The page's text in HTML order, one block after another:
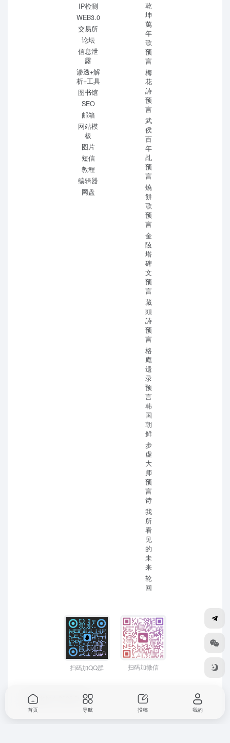
IP检测
WEB3.0
交易所
论坛
信息泄
露
渗透+解
析+工具
图书馆
SEO
邮箱
网站模
板
图片
短信
教程
编辑器
网盘
乾
坤
萬
年
歌
预
言
梅
花
詩
预
言
武
侯
百
年
乩
预
言
燒
餅
歌
预
言
金
陵
塔
碑
文
预
言
藏
頭
詩
预
言
格
庵
遗
录
预
言
韩
国
朝
鲜
步
虚
大
师
预
言
诗
我
所
看
见
的
未
来
轮
回
扫码加QQ群 扫码加微信
Copyright © 2026 D-Mr
首页 导航 投稿 我的